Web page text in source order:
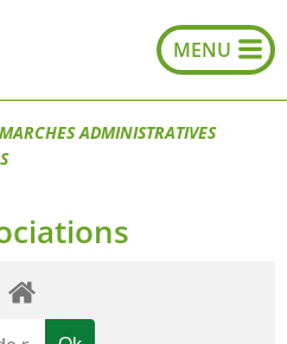
ADMINISTRATIVES